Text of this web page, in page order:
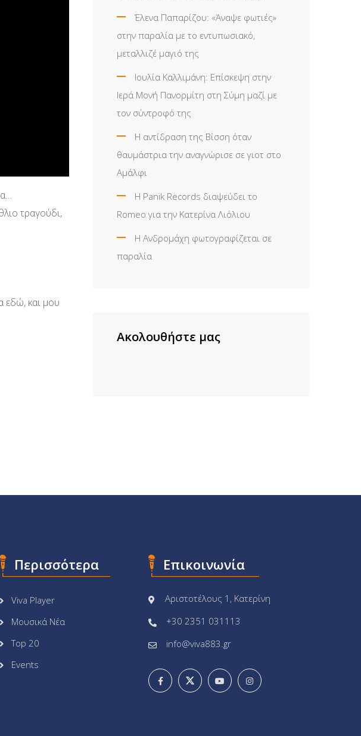
τραγούδι,
εδώ, και μου
Έλενα Παπαρίζου: «Άναψε φωτιές»
στην παραλία με το εντυπωσιακό,
μεταλλιζέ μαγιό της
Ιουλία Καλλιμάνη: Επίσκεψη στην
Ιερά Μονή Πανορμίτη στη Σύμη μαζί με
τον σύντροφό της
Η αντίδραση της Βίσση όταν
θαυμάστρια την αναγνώρισε σε γιοτ στο
Αμάλφι
Η Panik Records διαψεύδει το
Romeo για την Κατερίνα Λιόλιου
Η Ανδρομάχη φωτογραφίζεται σε
παραλία
Ακολουθήστε μας
Περισσότερα
Viva Player
Μουσικά Νέα
Top 20
Events
Επικοινωνία
Αριστοτέλους 1, Κατερίνη
+30 2351 031113
info@viva883.gr